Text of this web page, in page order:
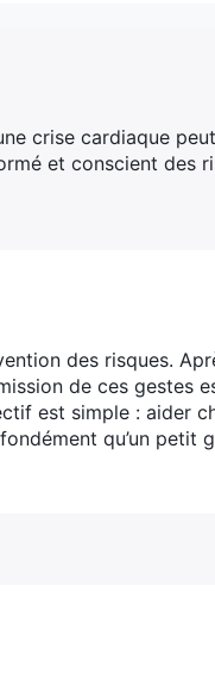
crise cardiaque
et conscient des
des risques.
de ces gestes
est simple : aider
qu’un petit